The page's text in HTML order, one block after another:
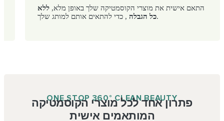
התאם אישית את מוצרי הקוסמטיקה שלך באופן מלא, ללא
כל הגבלה, כדי להתאים אותם למותג שלך.
ONE STOP 360° CLEAN BEAUTY
פתרון אחד לכל מוצרי הקוסמטיקה
המותאמים אישית